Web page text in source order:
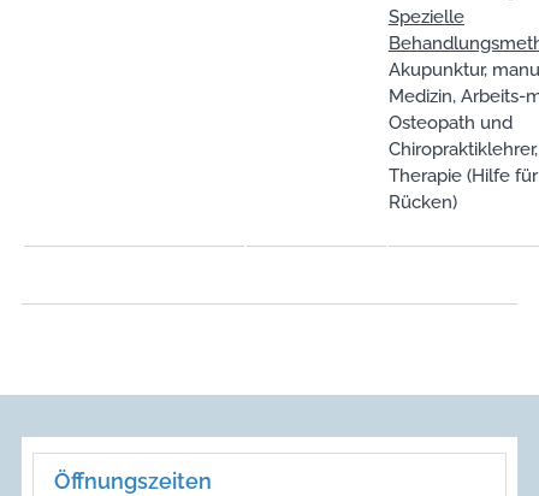
Spezielle
Akupunktur,
Medizin, Arbeits-
Osteopath und
Therapie (Hilfe
Rücken)
Öffnungszeiten